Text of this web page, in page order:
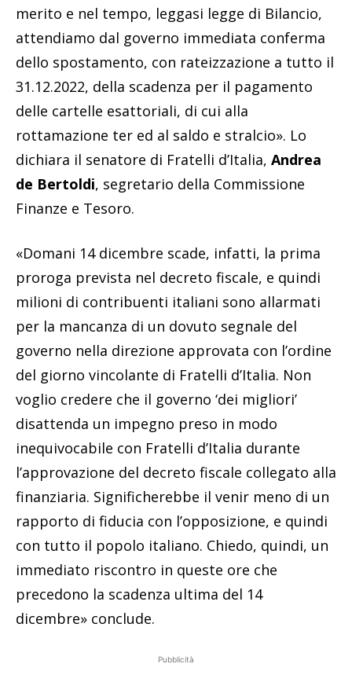
merito e nel tempo, leggasi legge di Bilancio,
attendiamo dal governo immediata conferma
dello spostamento, con rateizzazione a tutto il
31.12.2022, della scadenza per il pagamento
delle cartelle esattoriali, di cui alla
rottamazione ter ed al saldo e stralcio». Lo
dichiara il senatore di Fratelli d’Italia, Andrea
de Bertoldi, segretario della Commissione
Finanze e Tesoro.
«Domani 14 dicembre scade, infatti, la prima
proroga prevista nel decreto fiscale, e quindi
milioni di contribuenti italiani sono allarmati
per la mancanza di un dovuto segnale del
governo nella direzione approvata con l’ordine
del giorno vincolante di Fratelli d’Italia. Non
voglio credere che il governo ‘dei migliori’
disattenda un impegno preso in modo
inequivocabile con Fratelli d’Italia durante
l’approvazione del decreto fiscale collegato alla
finanziaria. Significherebbe il venir meno di un
rapporto di fiducia con l’opposizione, e quindi
con tutto il popolo italiano. Chiedo, quindi, un
immediato riscontro in queste ore che
precedono la scadenza ultima del 14
dicembre» conclude.
Pubblicità